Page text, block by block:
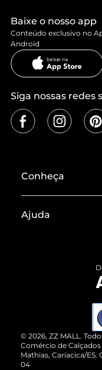
Baixe o nosso app
Conteúdo exclusivo no
Android
Siga nossas redes
Conheça
Termos de Uso
ZZ MALL é
Cartão Presente
Vendas
Ajuda
Devolução do
Compre pelo
© 2026, ZZ MALL.
Comércio de
Mathias, Cariacica/ES.
04